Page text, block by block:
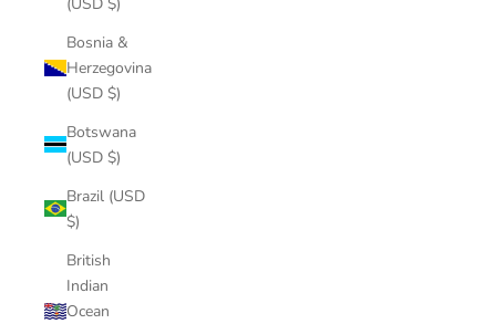
Bosnia &
Herzegovina
(USD $)
Botswana
(USD $)
Brazil (USD
$)
British
Indian
Ocean